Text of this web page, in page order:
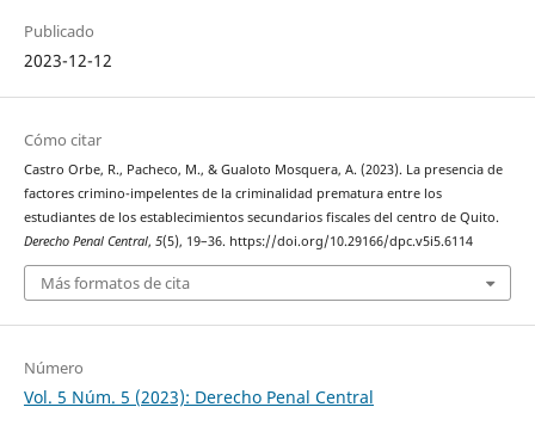
Publicado
2023-12-12
Cómo citar
Castro Orbe, R., Pacheco, M., & Gualoto Mosquera, A. (2023). La presencia de
factores crimino-impelentes de la criminalidad prematura entre los
estudiantes de los establecimientos secundarios fiscales del centro de Quito.
Derecho Penal Central, 5(5), 19–36. https://doi.org/10.29166/dpc.v5i5.6114
Más formatos de cita
Número
Vol. 5 Núm. 5 (2023): Derecho Penal Central